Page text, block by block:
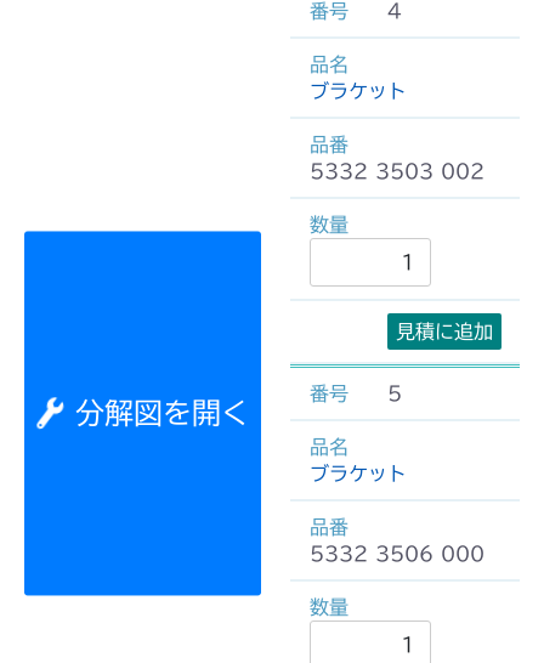
分解図を開く
4
ブラケット
5332 3503 002
見積に追加
5
ブラケット
5332 3506 000